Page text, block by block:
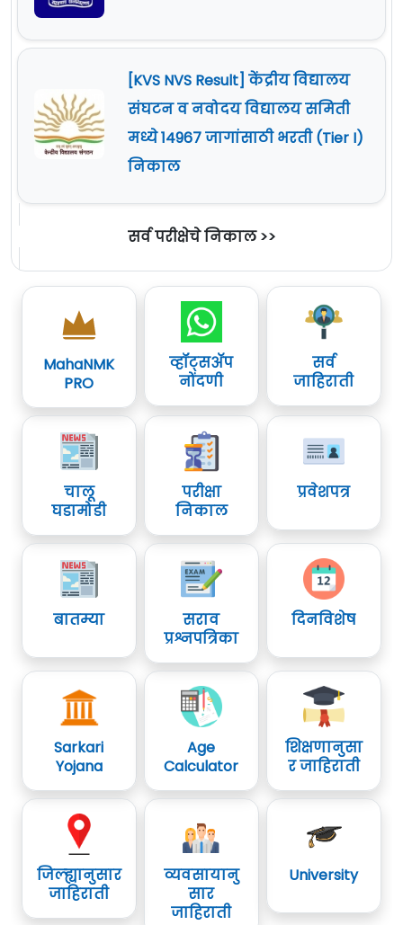
[KVS NVS Result] केंद्रीय विद्यालय
संघटन व नवोदय विद्यालय समिती
मध्ये 14967 जागांसाठी भरती (Tier I)
निकाल
सर्व परीक्षेचे निकाल >>
MahaNMK
PRO
व्हॉट्सॲप
नोंदणी
सर्व
जाहिराती
चालू
घडामोडी
परीक्षा
निकाल
प्रवेशपत्र
बातम्या
सराव
प्रश्नपत्रिका
दिनविशेष
Sarkari
Yojana
Age
Calculator
शिक्षणानुसा
र जाहिराती
जिल्ह्यानुसार
जाहिराती
व्यवसायानु
सार
जाहिराती
University